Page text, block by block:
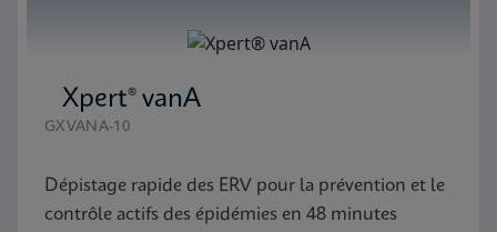
Xpert® vanA
GXVANA-10
Dépistage rapide des ERV pour la prévention et le
contrôle actifs des épidémies en 48 minutes